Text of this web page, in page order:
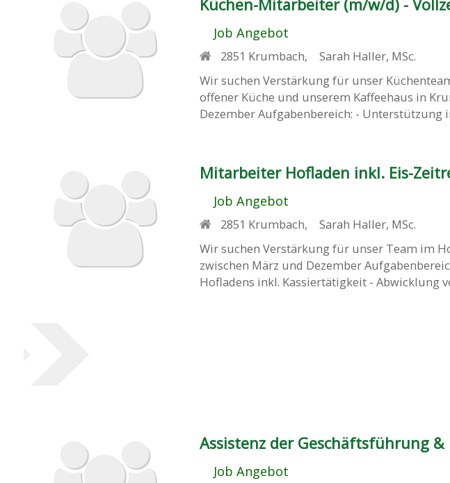
Küchen-Mitarbeiter (m/w/d) -
Job Angebot
2851 Krumbach,
Sarah Haller, MSc.
Wir suchen Verstärkung für unser
offener Küche und unserem Kaffeehaus in
Dezember Aufgabenbereich: - Unterstützung
Mitarbeiter Hofladen inkl. Eis-
Job Angebot
2851 Krumbach,
Sarah Haller, MSc.
Wir suchen Verstärkung für unser Team im
zwischen März und Dezember
Hofladens inkl. Kassiertätigkeit - Abwicklung
Assistenz der Geschäftsführung
Job Angebot